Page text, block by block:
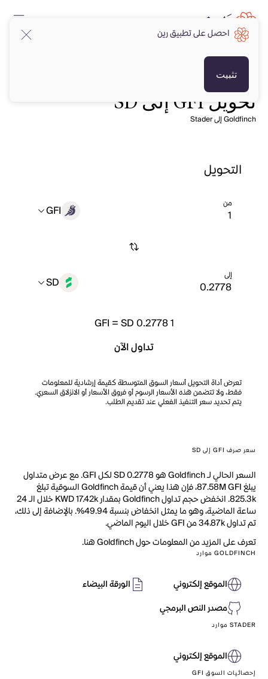
تحويل GFI إلى SD
Goldfinch إلى Stader
التحويل
من GFI
إلى SD
1
GFI =SD 0.2778
تداول الآن
تعرض أداة التحويل أسعار السوق المتوسطة كقيمة إرشادية للمعلومات
فقط، ولا تتضمن هذه الأسعار الرسوم أو فروق الأسعار أو الانزلاق السعري.
يتم تحديد سعر التنفيذ الفعلي عند تقديم الطلب.
سعر صرف GFI إلى SD
السعر الحالي لـ Goldfinch هو SD 0.2778 لكل GFI. مع عرض متداول
يبلغ 87.58M GFI، فإن هذا يعني أن قيمة Goldfinch السوقية تبلغ
825.3k. انخفض حجم تداول Goldfinch بمقدار KWD 17.42k خلال الـ 24
ساعة الماضية، وهو ما يمثل انخفاض بنسبة 49.94%. بالإضافة إلى ذلك،
تم تداول 34.87k من GFI خلال اليوم الماضي.
تعرف على المزيد من المعلومات حول Goldfinch هنا.
GOLDFINCH موارد
الموقع إلكتروني
الورقة البيضاء
مصدر النص البرمجي
STADER موارد
الموقع إلكتروني
إحصائيات السوق GFI
احصل على تطبيق رين
تثبيت